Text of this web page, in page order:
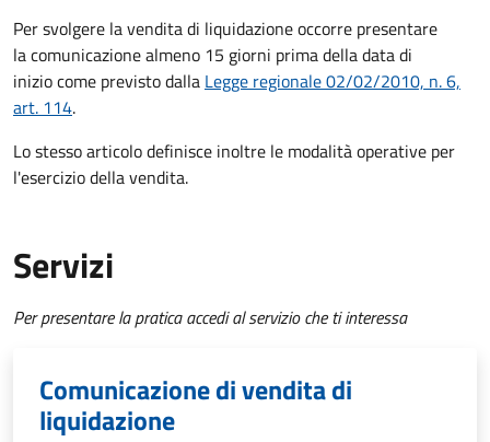
Per svolgere la vendita di liquidazione occorre presentare
la comunicazione almeno 15 giorni prima della data di
inizio come previsto dalla Legge regionale 02/02/2010, n. 6,
art. 114.
Lo stesso articolo definisce inoltre le modalità operative per
l'esercizio della vendita.
Servizi
Per presentare la pratica accedi al servizio che ti interessa
Comunicazione di vendita di
liquidazione